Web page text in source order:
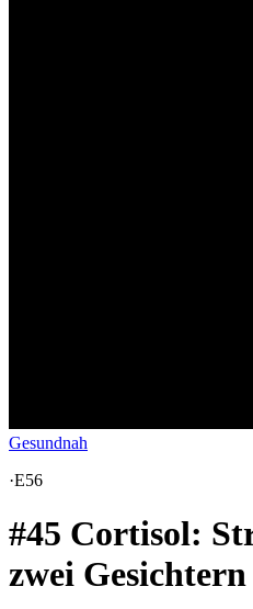
Gesundnah
·E56
#45 Cortisol:
zwei Gesichtern